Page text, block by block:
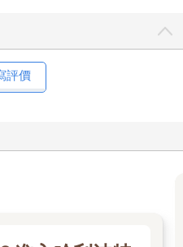
不知道是不是消化的雜音被聽
一點點就可以告別空白的自
是在走出那間店之後，我最常
時飼料機。阿美說自己未曾與
評價